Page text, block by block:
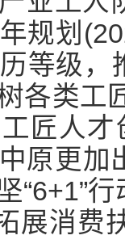
规划
等级
各类工
匠人
原更加
“6+1”
展消